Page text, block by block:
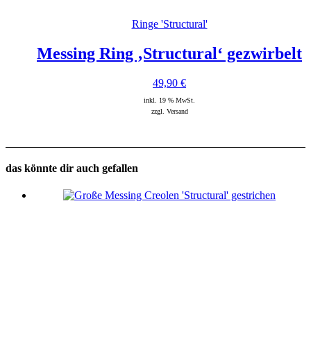
Ringe 'Structural'
Messing Ring ‚Structural‘ gezwirbelt
49,90 €
inkl. 19 % MwSt.
zzgl. Versand
das könnte dir auch gefallen